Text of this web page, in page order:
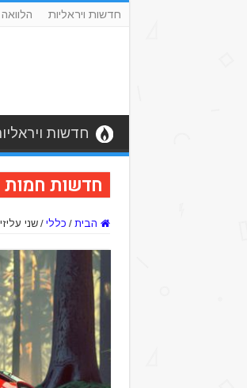
חדשות ויראליות
חדשות
חדשות חמות
הבית / כללי / שני